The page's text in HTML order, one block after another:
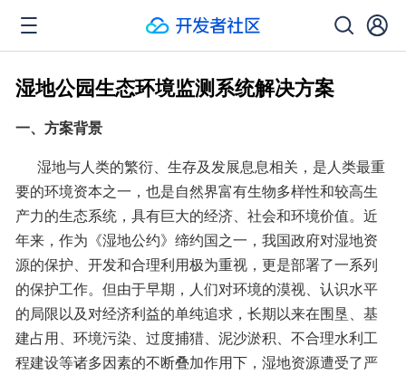
湿地公园生态环境监测系统解决方案
一、方案背景
要的环境资本之一，也是自然界富有生物多样性和较高生
产力的生态系统，具有巨大的经济、社会和环境价值。近
年来，作为《湿地公约》缔约国之一，我国政府对湿地资
源的保护、开发和合理利用极为重视，更是部署了一系列
的保护工作。但由于早期，人们对环境的漠视、认识水平
的局限以及对经济利益的单纯追求，长期以来在围垦、基
建占用、环境污染、过度捕猎、泥沙淤积、不合理水利工
程建设等诸多因素的不断叠加作用下，湿地资源遭受了严